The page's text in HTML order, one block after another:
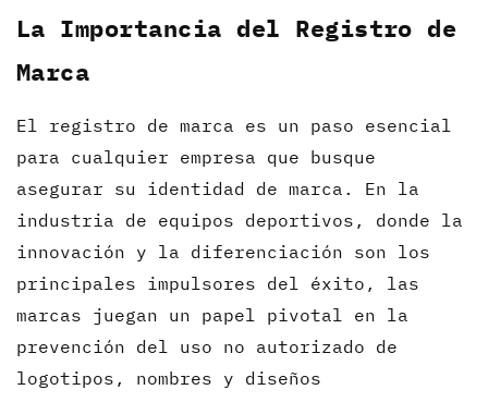
La Importancia del Registro de
Marca
El registro de marca es un paso esencial
para cualquier empresa que busque
asegurar su identidad de marca. En la
industria de equipos deportivos, donde la
innovación y la diferenciación son los
principales impulsores del éxito, las
marcas juegan un papel pivotal en la
prevención del uso no autorizado de
logotipos, nombres y diseños